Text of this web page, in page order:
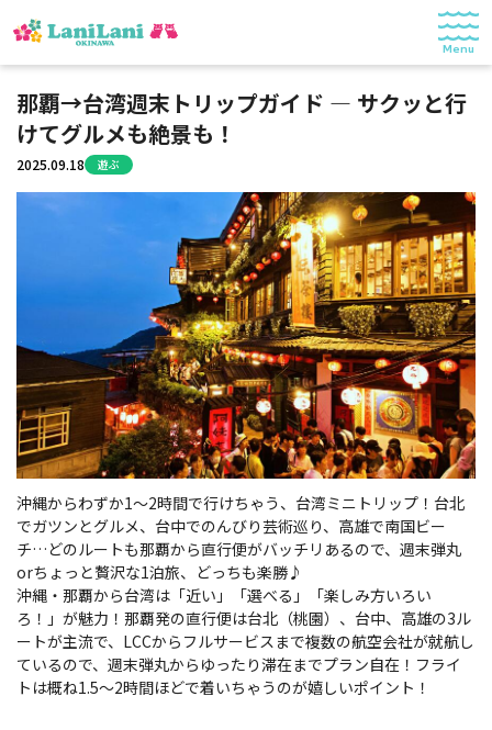
特集
食べる
遊ぶ
記事一覧
© 2025 LaniLani OKINAWA
Menu
那覇→台湾週末トリップガイド — サクッと行
けてグルメも絶景も！
2025.09.18 遊ぶ
沖縄からわずか1〜2時間で行けちゃう、台湾ミニトリップ！台北
でガツンとグルメ、台中でのんびり芸術巡り、高雄で南国ビー
チ…どのルートも那覇から直行便がバッチリあるので、週末弾丸
orちょっと贅沢な1泊旅、どっちも楽勝♪
沖縄・那覇から台湾は「近い」「選べる」「楽しみ方いろい
ろ！」が魅力！那覇発の直行便は台北（桃園）、台中、高雄の3ル
ートが主流で、LCCからフルサービスまで複数の航空会社が就航し
ているので、週末弾丸からゆったり滞在までプラン自在！フライ
トは概ね1.5〜2時間ほどで着いちゃうのが嬉しいポイント！